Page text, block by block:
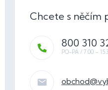
obchod@
800 310